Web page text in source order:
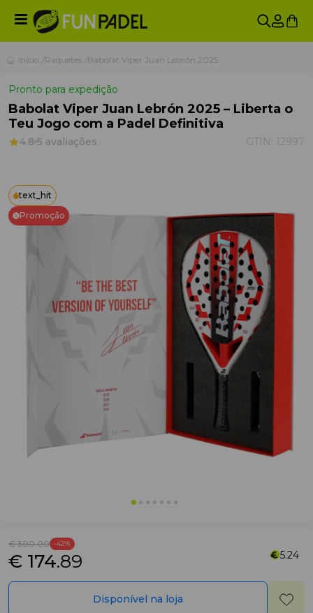
Início Raquetes Babolat Viper Juan Lebrón 2025
Pronto para expedição
Babolat Viper Juan Lebrón 2025 – Liberta o
Teu Jogo com a Padel Definitiva
4.8 5 avaliações GTIN: 12997
text_hit
Promoção
€ 300.00 -42%
€ 174.89 5.24
Disponível na loja